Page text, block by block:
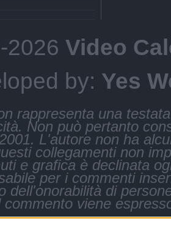
2026 Video
by: Yes
rappresenta una
Non può pertanto
L'autore non ha
collegamenti non
e grafica è declinata
per i commenti
dell'onorabilità di
commento viene